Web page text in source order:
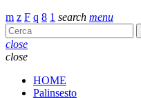
search menu
close
close
HOME
Palinsesto